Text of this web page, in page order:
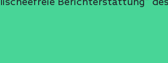
Berichterstattung“